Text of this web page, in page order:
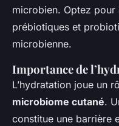
microbien. Optez
prébiotiques et
microbienne.
Importance de
L’hydratation joue un
microbiome cutané.
constitue une barrière